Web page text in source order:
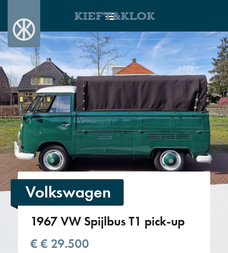
KIEFT&KLOK
Volkswagen
1967 VW Spijlbus T1 pick-up
€€ 29.500